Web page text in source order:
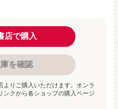
店で購入
を確認
りご購入いただけます。オンラ
ンクから各ショップの購入ページ